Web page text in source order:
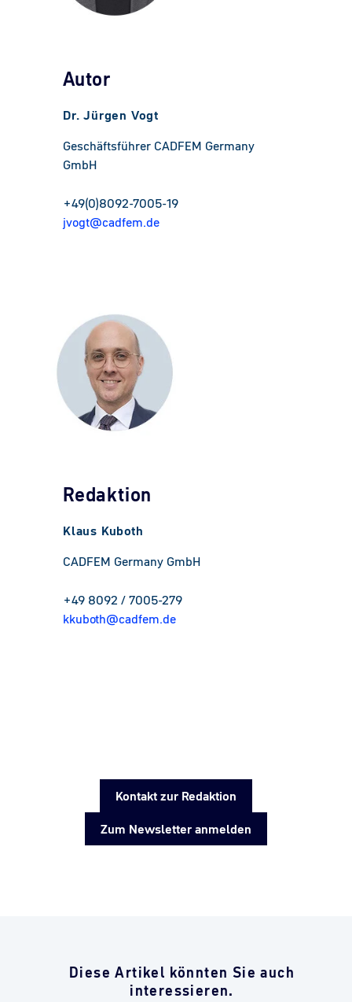
Autor
Dr. Jürgen Vogt
Geschäftsführer CADFEM Germany
GmbH
+49(0)8092-7005-19
jvogt@cadfem.de
Redaktion
Klaus Kuboth
CADFEM Germany GmbH
+49 8092 / 7005-279
kkuboth@cadfem.de
Kontakt zur Redaktion
Zum Newsletter anmelden
Diese Artikel könnten Sie auch
interessieren.